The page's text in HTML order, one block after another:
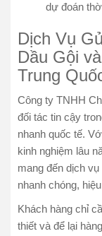
dự đoán
Dịch Vụ
Dầu Gội
Trung
Công ty TNHH
đối tác tin cậy
nhanh quốc tế.
kinh nghiệm lâu
mang đến dịch
nhanh chóng,
Khách hàng chỉ
thiết và để lại